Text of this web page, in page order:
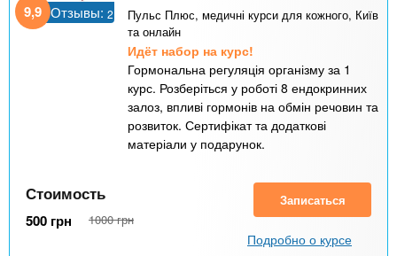
9,9 Отзывы: 2
Пульс Плюс, медичні курси для кожного, Київ
та онлайн
Идёт набор на курс!
Гормональна регуляція організму за 1
курс. Розберіться у роботі 8 ендокринних
залоз, впливі гормонів на обмін речовин та
розвиток. Сертифікат та додаткові
матеріали у подарунок.
Стоимость
500 грн 1000 грн
Записаться
Подробно о курсе